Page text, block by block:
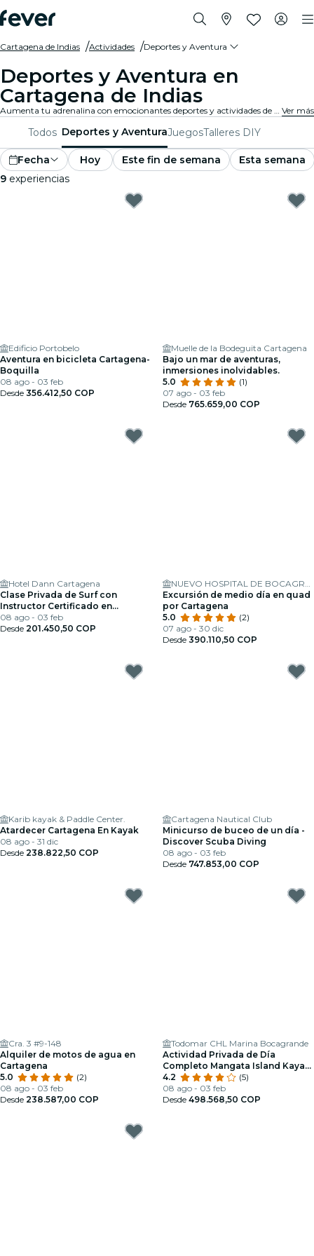
Cartagena de Indias Actividades Deportes y Aventura
Deportes y Aventura en
Cartagena de Indias
Aumenta tu adrenalina con emocionantes deportes y actividades de aventura en Cartagena de Indias. Ya sea que te guste el senderismo, la escalada en roca o los deportes extremos, aquí lo encontrarás. Ver más
Todos Deportes y AventuraJuegosTalleres DIY
Fecha Hoy Este fin de semana
Esta semana
9 experiencias
Edificio Portobelo
Aventura en bicicleta Cartagena-
Boquilla
08 ago - 03 feb
Desde 356.412,50 COP
Muelle de la Bodeguita Cartagena
Bajo un mar de aventuras,
inmersiones inolvidables.
5.0
(1)
07 ago - 03 feb
Desde 765.659,00 COP
Hotel Dann Cartagena
Clase Privada de Surf con
Instructor Certificado en
Cartagena
08 ago - 03 feb
Desde 201.450,50 COP
NUEVO HOSPITAL DE BOCAGRANDE
Excursión de medio día en quad
por Cartagena
5.0
(2)
07 ago - 30 dic
Desde 390.110,50 COP
Karib kayak & Paddle Center.
Atardecer Cartagena En Kayak
08 ago - 31 dic
Desde 238.822,50 COP
Cartagena Nautical Club
Minicurso de buceo de un día -
Discover Scuba Diving
08 ago - 03 feb
Desde 747.853,00 COP
Cra. 3 #9-148
Alquiler de motos de agua en
Cartagena
5.0
(2)
08 ago - 03 feb
Desde 238.587,00 COP
Todomar CHL Marina Bocagrande
Actividad Privada de Día
Completo Mangata Island Kayak
y Almuerzo
4.2
(5)
08 ago - 03 feb
Desde 498.568,50 COP